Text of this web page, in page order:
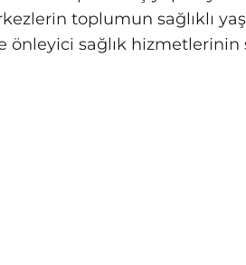
toplumun sağlıklı
sağlık hizmetlerinin